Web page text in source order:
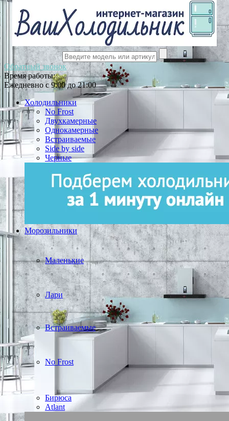
Обратный звонок
Время работы:
Ежедневно с 9:00 до 21:00
Холодильники
No Frost
Двухкамерные
Однокамерные
Встраиваемые
Side by side
Черные
Морозильники
Маленькие
Лари
Встраиваемые
No Frost
Бирюса
Atlant